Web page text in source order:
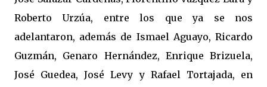
Roberto Urzúa, entre los que ya se nos
adelantaron, además de Ismael Aguayo, Ricardo
Guzmán, Genaro Hernández, Enrique Brizuela,
José Guedea, José Levy y Rafael Tortajada, en